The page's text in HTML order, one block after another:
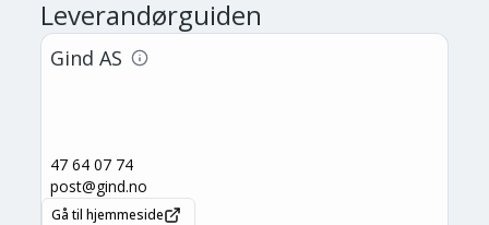
Leverandørguiden
Gind AS
47 64 07 74
post@gind.no
Gå til hjemmeside